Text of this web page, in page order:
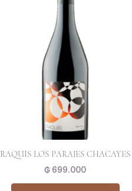
RAQUIS LOS PARAJES CHACAYES
₲ 699.000